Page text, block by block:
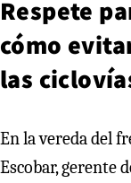
Respete
cómo
las
En la vereda del
Escobar, gerente